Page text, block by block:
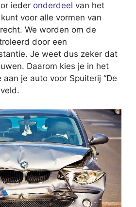
ieder onderdeel van het
voor alle vormen van
We worden om de
door een
Je weet dus zeker dat
Daarom kies je in het
je auto voor Spuiterij “De